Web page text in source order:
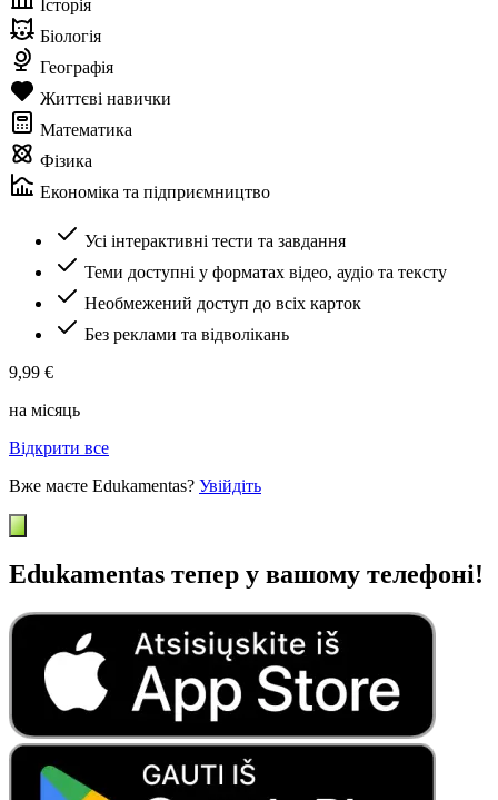
Історія
Біологія
Географія
Життєві навички
Математика
Фізика
Економіка та підприємництво
Усі інтерактивні тести та завдання
Теми доступні у форматах відео, аудіо та тексту
Необмежений доступ до всіх карток
Без реклами та відволікань
9,99 €
на місяць
Відкрити все
Вже маєте Edukamentas? Увійдіть
Edukamentas тепер у вашому телефоні!